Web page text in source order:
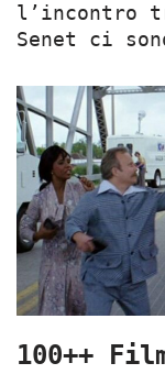
l’incontro
Senet ci
100++